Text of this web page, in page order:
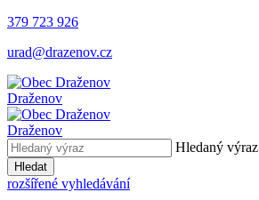
379 723 926
urad@drazenov.cz
Draženov
Draženov
Hledaný výraz
Hledat
rozšířené vyhledávání